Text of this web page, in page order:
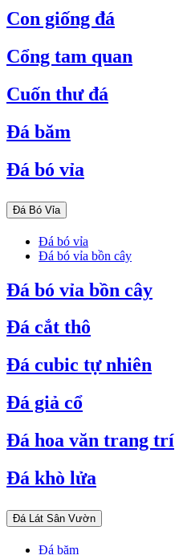
Con giống đá
Cổng tam quan
Cuốn thư đá
Đá băm
Đá bó vỉa
Đá Bó Vỉa
Đá bó vỉa
Đá bó vỉa bồn cây
Đá bó vỉa bồn cây
Đá cắt thô
Đá cubic tự nhiên
Đá giả cổ
Đá hoa văn trang trí
Đá khò lửa
Đá Lát Sân Vườn
Đá băm